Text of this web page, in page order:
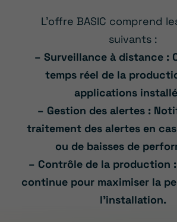
L’offre BASIC comprend
suivants :
– Surveillance à distance :
temps réel de la
applications
– Gestion des alertes :
traitement des alertes en cas
ou de baisses de
– Contrôle de la production
continue pour maximiser la
l’installation.